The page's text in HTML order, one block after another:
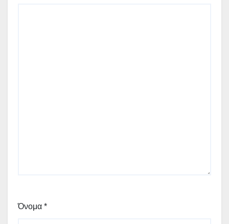
Όνομα *